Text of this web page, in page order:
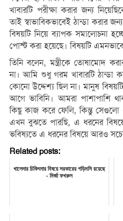
খাবারটি পরীক্ষা করার জন্য
তাই স্বাভাবিকভাবেই ঠান্ডা করার
বিষয়টি নিয়ে ব্যাপক সমালোচনা
পোস্ট করা হয়েছে। বিষয়টি
তিনি বলেন, মন্ত্রীকে তোষামোদ
না। আমি শুধু গরম খাবারটি ঠান্ডা
কোনো উদ্দেশ্য ছিল না। মানুষ
আগে ভাবিনি। আমরা পাশাপাশি
কিছু কাজ করে ফেলি, কিন্তু সেগুলো
এখন বুঝতে পারছি, এ ধরনের
ভবিষ্যতে এ ধরনের বিষয়ে আরও
Related posts:
খালেদার চিকিৎসার বিষয়ে সরকারের গড়িমসি রয়েছে
- মির্জা ফখরুল